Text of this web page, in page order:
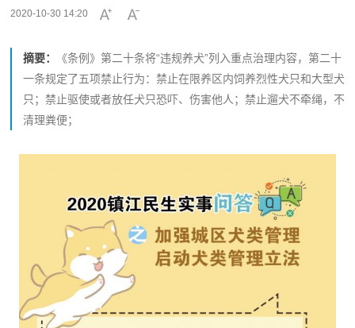
2020-10-30 14:20
摘要：
《条例》第二十条将“违规养犬”列入重点治理内容，第二十
一条规定了五项禁止行为：禁止在限养区内饲养烈性犬只和大型犬
只；禁止驱使或者放任犬只恐吓、伤害他人；禁止遛犬不牵绳，不
清理粪便；